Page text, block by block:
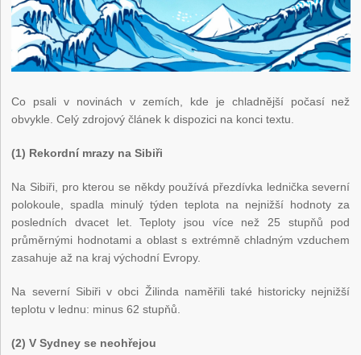
Co psali v novinách v zemích, kde je chladnější počasí než
obvykle. Celý zdrojový článek k dispozici na konci textu.
(1) Rekordní mrazy na Sibiři
Na Sibiři, pro kterou se někdy používá přezdívka lednička severní
polokoule, spadla minulý týden teplota na nejnižší hodnoty za
posledních dvacet let. Teploty jsou více než 25 stupňů pod
průměrnými hodnotami a oblast s extrémně chladným vzduchem
zasahuje až na kraj východní Evropy.
Na severní Sibiři v obci Žilinda naměřili také historicky nejnižší
teplotu v lednu: minus 62 stupňů.
(2) V Sydney se neohřejou